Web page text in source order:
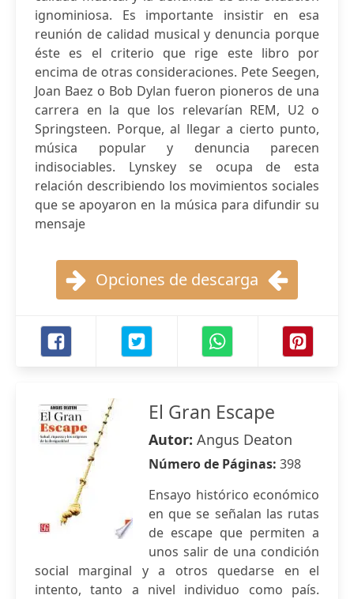
ignominiosa. Es importante insistir en esa
reunión de calidad musical y denuncia porque
éste es el criterio que rige este libro por
encima de otras consideraciones. Pete Seegen,
Joan Baez o Bob Dylan fueron pioneros de una
carrera en la que los relevarían REM, U2 o
Springsteen. Porque, al llegar a cierto punto,
música popular y denuncia parecen
indisociables. Lynskey se ocupa de esta
relación describiendo los movimientos sociales
que se apoyaron en la música para difundir su
mensaje
Opciones de descarga
El Gran Escape
Autor: Angus Deaton
Número de Páginas: 398
Ensayo histórico económico
en que se señalan las rutas
de escape que permiten a
unos salir de una condición
social marginal y a otros quedarse en el
intento, tanto a nivel individuo como país.